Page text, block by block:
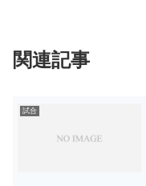
関連記事
試合